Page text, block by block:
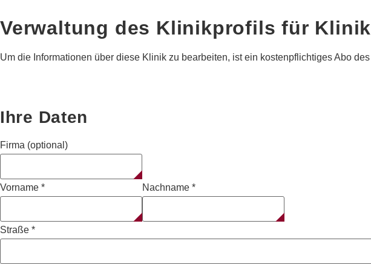
Verwaltung des Klinikprofils für
Um die Informationen über diese Klinik zu bearbeiten, ist ein kostenpflichtiges Abo
Ihre Daten
Firma (optional)
Vorname * Nachname *
Straße *